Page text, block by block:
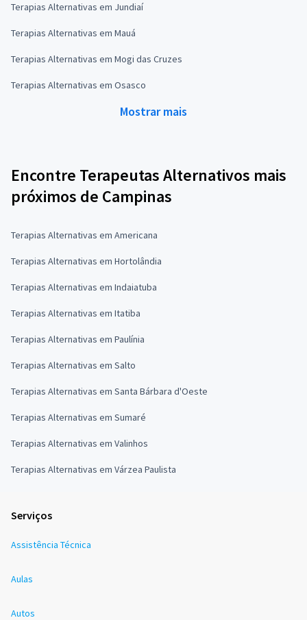
Terapias Alternativas em Jundiaí
Terapias Alternativas em Mauá
Terapias Alternativas em Mogi das Cruzes
Terapias Alternativas em Osasco
Mostrar mais
Encontre Terapeutas Alternativos mais
próximos de Campinas
Terapias Alternativas em Americana
Terapias Alternativas em Hortolândia
Terapias Alternativas em Indaiatuba
Terapias Alternativas em Itatiba
Terapias Alternativas em Paulínia
Terapias Alternativas em Salto
Terapias Alternativas em Santa Bárbara d'Oeste
Terapias Alternativas em Sumaré
Terapias Alternativas em Valinhos
Terapias Alternativas em Várzea Paulista
Serviços
Assistência Técnica
Aulas
Autos